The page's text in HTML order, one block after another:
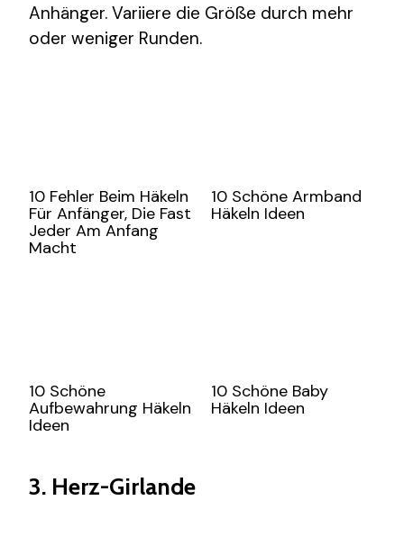
Anhänger. Variiere die Größe durch mehr
oder weniger Runden.
10 Fehler Beim Häkeln
Für Anfänger, Die Fast
Jeder Am Anfang
Macht
10 Schöne Armband
Häkeln Ideen
10 Schöne
Aufbewahrung Häkeln
Ideen
10 Schöne Baby
Häkeln Ideen
3. Herz-Girlande